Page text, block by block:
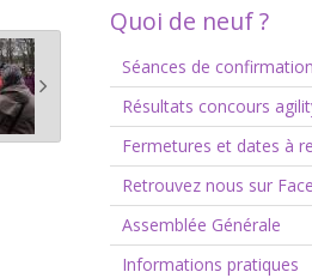
Quoi de neuf ?
Séances de
Résultats concours
Fermetures et dates à
Retrouvez nous sur
Assemblée Générale
Informations pratiques